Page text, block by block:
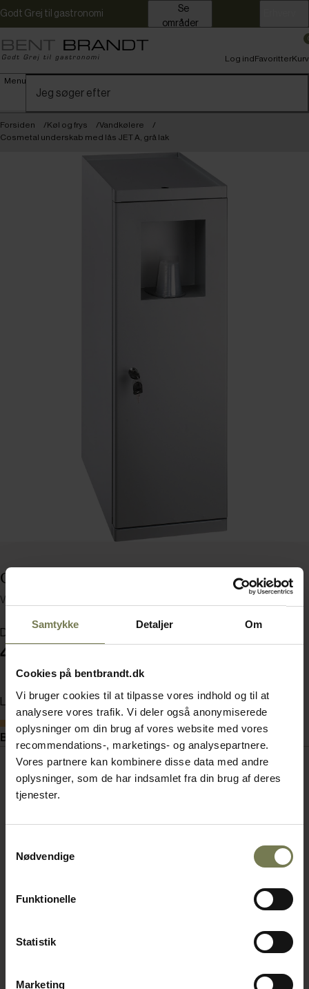
Samtykke Detaljer Om
Cookies på bentbrandt.dk
Vi bruger cookies til at tilpasse vores indhold og til at
analysere vores trafik. Vi deler også anonymiserede
oplysninger om din brug af vores website med vores
recommendations-, marketings- og analysepartnere.
Vores partnere kan kombinere disse data med andre
oplysninger, som de har indsamlet fra din brug af deres
tjenester.
Nødvendige
Funktionelle
Statistik
Marketing
Godt Grej til gastronomi
områder
Menu
Log indFavoritterKurv
Forsiden Køl og frys
Vandkølere
Cosmetal underskab med lås JET A, grå lak
Cosmetal underskab med lås JET A, grå lak
Varenummer: 80907301
Din pris (ekskl. moms)
4.125,00 kr./stk.
Læg i kurv
Bestillingsvare
Beskrivelse